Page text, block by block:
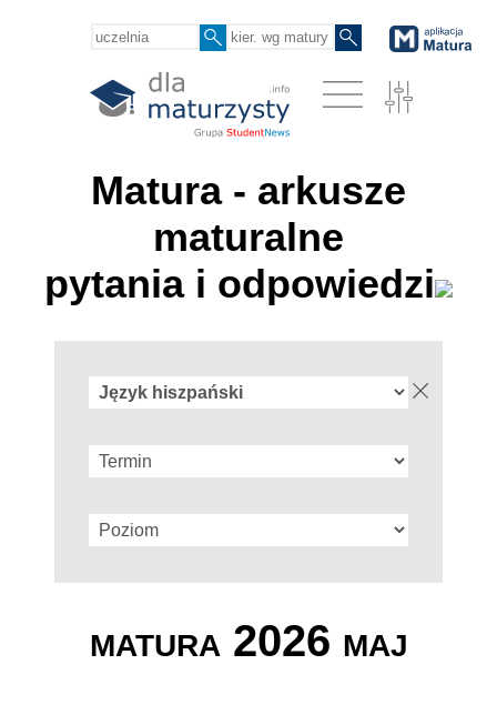
Matura - arkusze
maturalne
pytania i odpowiedzi
matura 2026 maj